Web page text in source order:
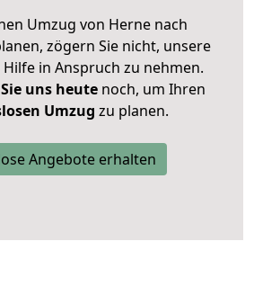
Umzug von Herne nach
zögern Sie nicht, unsere
in Anspruch zu nehmen.
uns heutenoch, um Ihren
Umzug zu planen.
Angebote erhalten